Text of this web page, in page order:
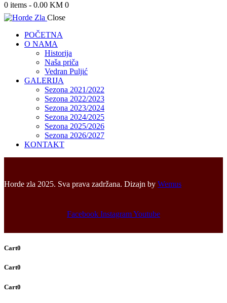
0 items - 0.00 KM 0
Close
POČETNA
O NAMA
Historija
Naša priča
Vedran Puljić
GALERIJA
Sezona 2021/2022
Sezona 2022/2023
Sezona 2023/2024
Sezona 2024/2025
Sezona 2025/2026
Sezona 2026/2027
KONTAKT
Horde zla 2025. Sva prava zadržana. Dizajn by Wemus
Facebook InstagramYoutube
Cart0
Cart0
Cart0